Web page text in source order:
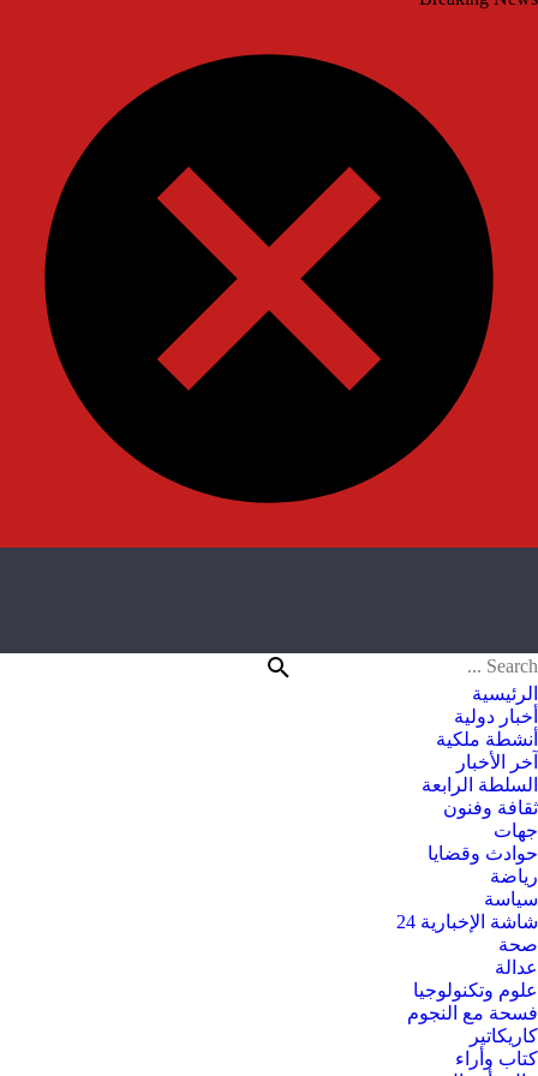
الرئيسية
أخبار دولية
أنشطة ملكية
آخر الأخبار
السلطة الرابعة
ثقافة وفنون
جهات
حوادث وقضايا
رياضة
سياسة
شاشة الإخبارية 24
صحة
عدالة
علوم وتكنولوجيا
فسحة مع النجوم
كاريكاتير
كتاب وأراء